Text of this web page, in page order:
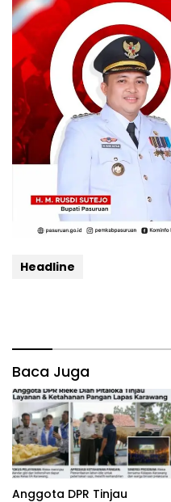
Headline
Baca Juga
Anggota DPR Tinjau